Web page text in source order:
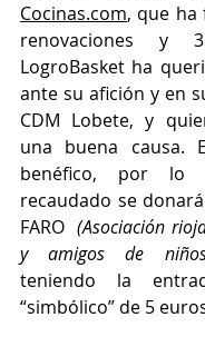
Cocinas.com, que ha
renovaciones y
LogroBasket ha
ante su afición y en
CDM Lobete, y
una buena causa.
benéfico, por
recaudado se
FARO (Asociación
teniendo la
“simbólico” de 5